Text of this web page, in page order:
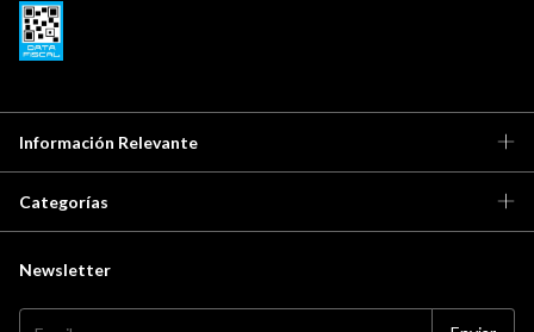
Información Relevante
Categorías
Newsletter